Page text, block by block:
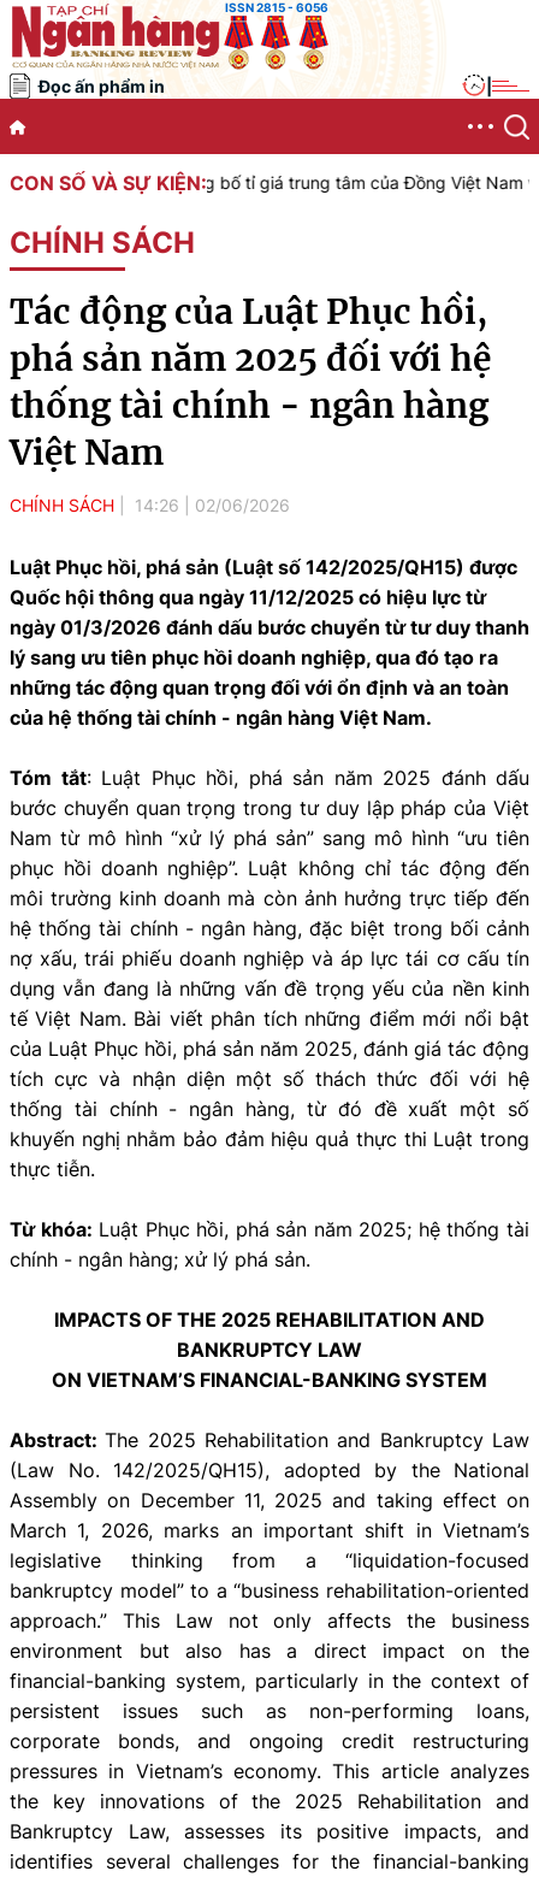
ISSN 2815 - 6056
Đọc ấn phẩm in
CON SỐ VÀ SỰ KIỆN:
Nam công bố tỉ giá trung tâm của Đồng Việt Nam với Đô la
CHÍNH SÁCH
Tác động của Luật Phục hồi,
phá sản năm 2025 đối với hệ
thống tài chính - ngân hàng
Việt Nam
CHÍNH SÁCH 14:26 02/06/2026
Luật Phục hồi, phá sản (Luật số 142/2025/QH15) được
Quốc hội thông qua ngày 11/12/2025 có hiệu lực từ
ngày 01/3/2026 đánh dấu bước chuyển từ tư duy thanh
lý sang ưu tiên phục hồi doanh nghiệp, qua đó tạo ra
những tác động quan trọng đối với ổn định và an toàn
của hệ thống tài chính - ngân hàng Việt Nam.
Tóm tắt: Luật Phục hồi, phá sản năm 2025 đánh dấu
bước chuyển quan trọng trong tư duy lập pháp của Việt
Nam từ mô hình “xử lý phá sản” sang mô hình “ưu tiên
phục hồi doanh nghiệp”. Luật không chỉ tác động đến
môi trường kinh doanh mà còn ảnh hưởng trực tiếp đến
hệ thống tài chính - ngân hàng, đặc biệt trong bối cảnh
nợ xấu, trái phiếu doanh nghiệp và áp lực tái cơ cấu tín
dụng vẫn đang là những vấn đề trọng yếu của nền kinh
tế Việt Nam. Bài viết phân tích những điểm mới nổi bật
của Luật Phục hồi, phá sản năm 2025, đánh giá tác động
tích cực và nhận diện một số thách thức đối với hệ
thống tài chính - ngân hàng, từ đó đề xuất một số
khuyến nghị nhằm bảo đảm hiệu quả thực thi Luật trong
thực tiễn.
Từ khóa: Luật Phục hồi, phá sản năm 2025; hệ thống tài
chính - ngân hàng; xử lý phá sản.
IMPACTS OF THE 2025 REHABILITATION AND
BANKRUPTCY LAW
ON VIETNAM’S FINANCIAL-BANKING SYSTEM
Abstract:The 2025 Rehabilitation and Bankruptcy Law
(Law No. 142/2025/QH15), adopted by the National
Assembly on December 11, 2025 and taking effect on
March 1, 2026, marks an important shift in Vietnam’s
legislative thinking from a “liquidation-focused
bankruptcy model” to a “business rehabilitation-oriented
approach.” This Law not only affects the business
environment but also has a direct impact on the
financial-banking system, particularly in the context of
persistent issues such as non-performing loans,
corporate bonds, and ongoing credit restructuring
pressures in Vietnam’s economy. This article analyzes
the key innovations of the 2025 Rehabilitation and
Bankruptcy Law, assesses its positive impacts, and
identifies several challenges for the financial-banking